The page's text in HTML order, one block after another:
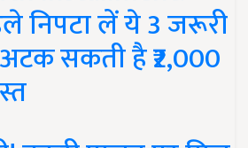
निपटा लें ये 3 जरूरी
सकती है ₹2,000